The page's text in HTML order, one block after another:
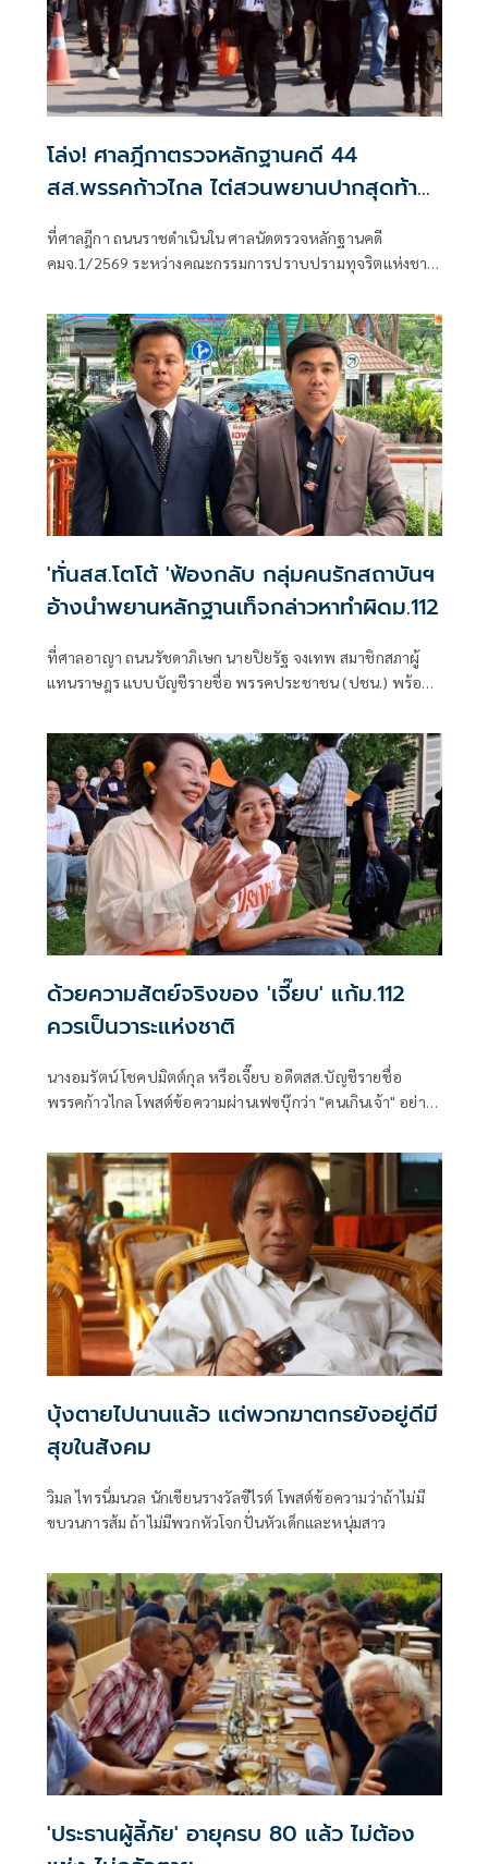
โล่ง! ศาลฎีกาตรวจหลักฐานคดี 44
สส.พรรคก้าวไกล ไต่สวนพยานปากสุดท้าย
18 พ.ค.ปีหน้าก่อนนัดตัดสิน
ที่ศาลฎีกา ถนนราชดำเนินใน ศาลนัดตรวจหลักฐานคดี
คมจ.1/2569 ระหว่างคณะกรรมการปราบปรามทุจริตแห่งชาติ
'ทั่นสส.โตโต้ 'ฟ้องกลับ กลุ่มคนรักสถาบันฯ
อ้างนำพยานหลักฐานเท็จกล่าวหาทำผิดม.112
ที่ศาลอาญา ถนนรัชดาภิเษก นายปิยรัฐ จงเทพ สมาชิกสภาผู้
แทนราษฎร แบบบัญชีรายชื่อ พรรคประชาชน (ปชน.) พร้อม
ด้วยความสัตย์จริงของ 'เจี๊ยบ' แก้ม.112
ควรเป็นวาระแห่งชาติ
นางอมรัตน์ โชคปมิตต์กุล หรือเจี๊ยบ อดีตสส.บัญชีรายชื่อ
พรรคก้าวไกล โพสต์ข้อความผ่านเฟซบุ๊กว่า "คนเกินเจ้า" อย่าง
บุ้งตายไปนานแล้ว แต่พวกฆาตกรยังอยู่ดีมี
สุขในสังคม
วิมล ไทรนิ่มนวล นักเขียนรางวัลซีไรต์ โพสต์ข้อความว่าถ้าไม่มี
ขบวนการส้ม ถ้าไม่มีพวกหัวโจกปั่นหัวเด็กและหนุ่มสาว
'ประธานผู้ลี้ภัย' อายุครบ 80 แล้ว ไม่ต้อง